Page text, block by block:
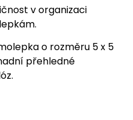
v organizaci
o rozměru 5 x 5
přehledné